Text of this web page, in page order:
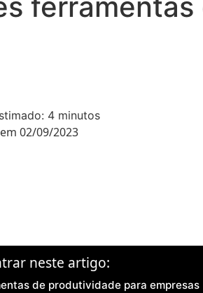
4 minutos
02/09/2023
neste artigo:
de produtividade para empresas